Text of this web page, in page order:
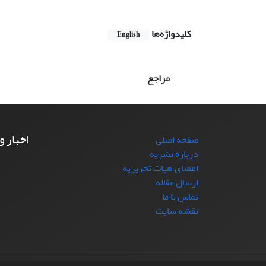
کلیدواژه‌ها
English
مراجع
صفحه اصلی
درباره نشریه
اعضای هیات تحریریه
ارسال مقاله
تماس با ما
نقشه سایت
اخبار